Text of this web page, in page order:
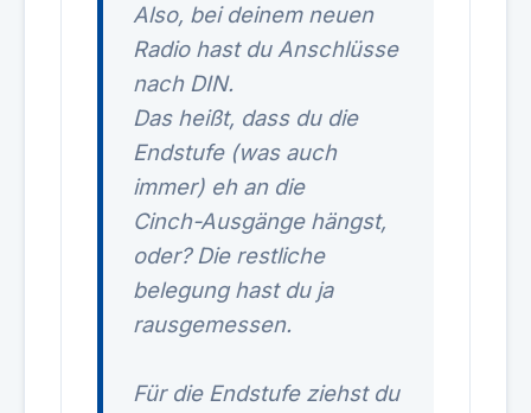
Also, bei deinem neuen
Radio hast du Anschlüsse
nach DIN.
Das heißt, dass du die
Endstufe (was auch
immer) eh an die
Cinch-Ausgänge hängst,
oder? Die restliche
belegung hast du ja
rausgemessen.
Für die Endstufe ziehst du